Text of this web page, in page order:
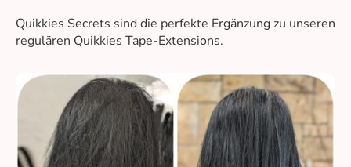
Quikkies Secrets sind die perfekte Ergänzung zu unseren
regulären Quikkies Tape-Extensions.